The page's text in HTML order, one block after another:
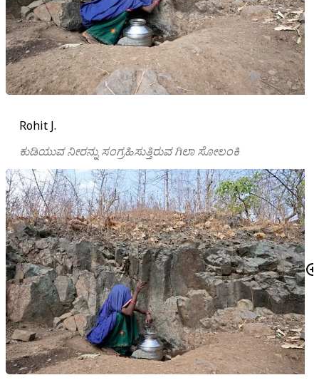
Rohit J.
ಕುಡಿಯುವ ನೀರನ್ನು ಸಂಗ್ರಹಿಸುತ್ತಿರುವ ಗಿಲಾ ಸೋಲಂಕಿ